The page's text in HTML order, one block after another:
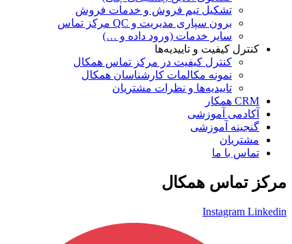
تشکیل تیم فروش و خدمات فروش
برون سپاری مدیریت و QC مرکز تماس
سایر خدمات (ورود داده و …)
کنترل کیفیت و تاییدیه‌ها
کنترل کیفیت در مرکز تماس همکال
نمونه مکالمات کارشناسان همکال
تاییدیه‌ها و نظرات مشتریان
CRM همکار
آکادمی آموزشی
گنجینه آموزشی
مشتریان
تماس با ما
مرکز تماس همکال
Instagram Linkedin